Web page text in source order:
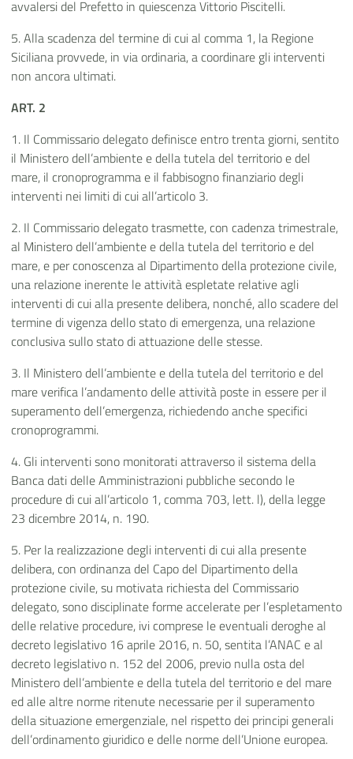
avvalersi del Prefetto in quiescenza Vittorio Piscitelli.
5. Alla scadenza del termine di cui al comma 1, la Regione
Siciliana provvede, in via ordinaria, a coordinare gli interventi
non ancora ultimati.
ART. 2
1. Il Commissario delegato definisce entro trenta giorni, sentito
il Ministero dell’ambiente e della tutela del territorio e del
mare, il cronoprogramma e il fabbisogno finanziario degli
interventi nei limiti di cui all’articolo 3.
2. Il Commissario delegato trasmette, con cadenza trimestrale,
al Ministero dell’ambiente e della tutela del territorio e del
mare, e per conoscenza al Dipartimento della protezione civile,
una relazione inerente le attività espletate relative agli
interventi di cui alla presente delibera, nonché, allo scadere del
termine di vigenza dello stato di emergenza, una relazione
conclusiva sullo stato di attuazione delle stesse.
3. Il Ministero dell’ambiente e della tutela del territorio e del
mare verifica l’andamento delle attività poste in essere per il
superamento dell’emergenza, richiedendo anche specifici
cronoprogrammi.
4. Gli interventi sono monitorati attraverso il sistema della
Banca dati delle Amministrazioni pubbliche secondo le
procedure di cui all’articolo 1, comma 703, lett. l), della legge
23 dicembre 2014, n. 190.
5. Per la realizzazione degli interventi di cui alla presente
delibera, con ordinanza del Capo del Dipartimento della
protezione civile, su motivata richiesta del Commissario
delegato, sono disciplinate forme accelerate per l’espletamento
delle relative procedure, ivi comprese le eventuali deroghe al
decreto legislativo 16 aprile 2016, n. 50, sentita l’ANAC e al
decreto legislativo n. 152 del 2006, previo nulla osta del
Ministero dell’ambiente e della tutela del territorio e del mare
ed alle altre norme ritenute necessarie per il superamento
della situazione emergenziale, nel rispetto dei principi generali
dell’ordinamento giuridico e delle norme dell’Unione europea.